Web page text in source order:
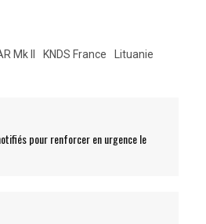
Mk II KNDS France Lituanie
pour renforcer en urgence le